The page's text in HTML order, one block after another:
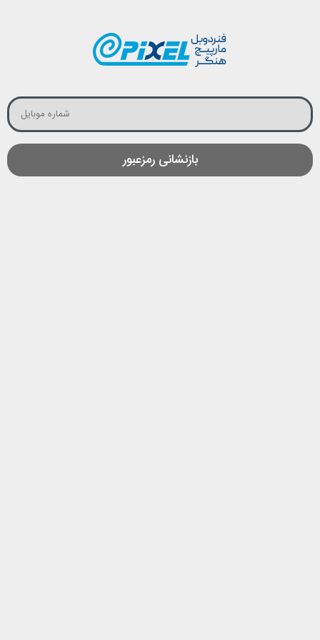
بازنشانی رمزعبور